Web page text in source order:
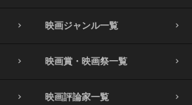
映画ジャンル一覧
映画賞・映画祭一覧
映画評論家一覧